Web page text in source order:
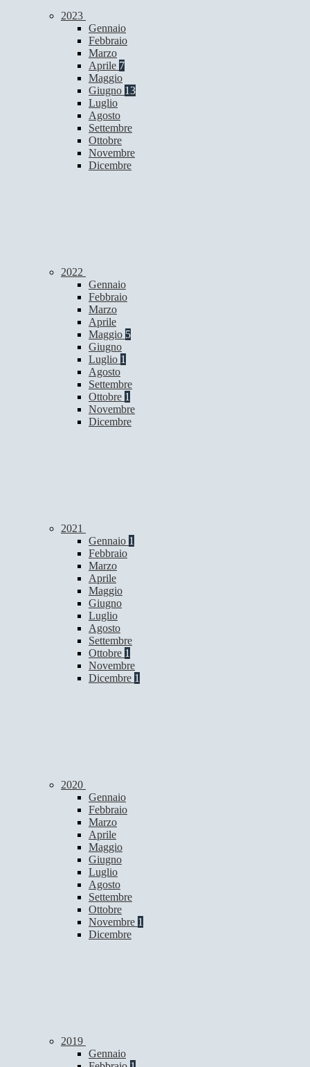
2023
Gennaio
Febbraio
Marzo
Aprile 7
Maggio
Giugno 13
Luglio
Agosto
Settembre
Ottobre
Novembre
Dicembre
2022
Gennaio
Febbraio
Marzo
Aprile
Maggio 5
Giugno
Luglio 1
Agosto
Settembre
Ottobre 1
Novembre
Dicembre
2021
Gennaio 1
Febbraio
Marzo
Aprile
Maggio
Giugno
Luglio
Agosto
Settembre
Ottobre 1
Novembre
Dicembre 1
2020
Gennaio
Febbraio
Marzo
Aprile
Maggio
Giugno
Luglio
Agosto
Settembre
Ottobre
Novembre 1
Dicembre
2019
Gennaio